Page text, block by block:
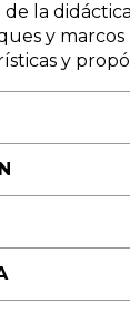
la
y
y
como
en la
museo.
para la
proponemos
de la
de
ciudad)
de la